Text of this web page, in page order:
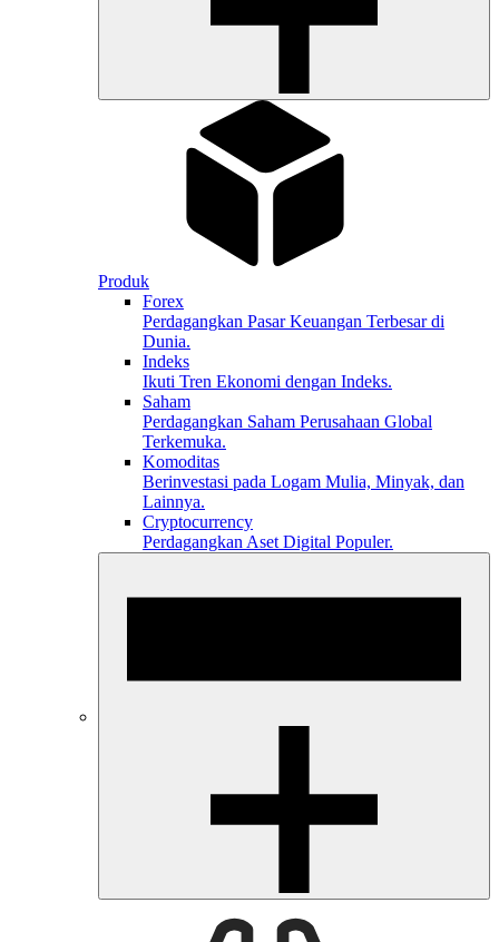
Produk
Forex
Perdagangkan Pasar Keuangan Terbesar di
Dunia.
Indeks
Ikuti Tren Ekonomi dengan Indeks.
Saham
Perdagangkan Saham Perusahaan Global
Terkemuka.
Komoditas
Berinvestasi pada Logam Mulia, Minyak, dan
Lainnya.
Cryptocurrency
Perdagangkan Aset Digital Populer.